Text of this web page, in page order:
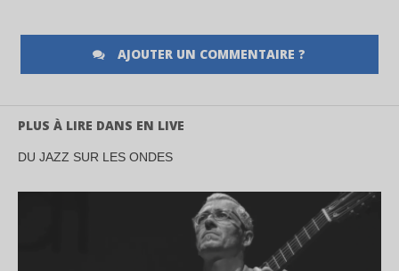
AJOUTER UN COMMENTAIRE ?
PLUS À LIRE DANS EN LIVE
DU JAZZ SUR LES ONDES